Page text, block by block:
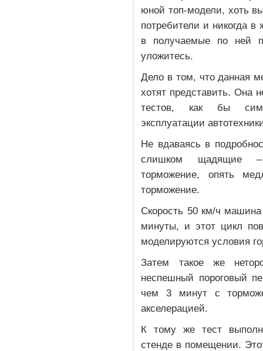
юной топ-модели, хоть
потребители и никогда
в получаемые по ней
уложитесь.
Дело в том, что данная
хотят представить. Она
тестов, как бы
эксплуатации
Не вдаваясь в
слишком щадящие –
торможение, опять
торможение.
Скорость 50 км/ч
минуты, и этот цикл
моделируются условия
Затем такое же
неспешный пороговый
чем 3 минут с
акселерацией.
К тому же тест
стенде в помещении.